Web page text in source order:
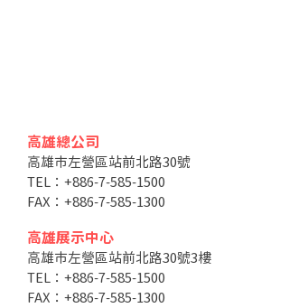
高雄總公司
高雄市左營區站前北路30號
TEL：+886-7-585-1500
FAX：+886-7-585-1300
高雄展示中心
高雄市左營區站前北路30號3樓
TEL：+886-7-585-1500
FAX：+886-7-585-1300